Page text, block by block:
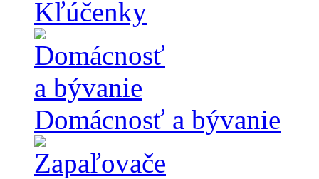
Kľúčenky
Domácnosť a bývanie